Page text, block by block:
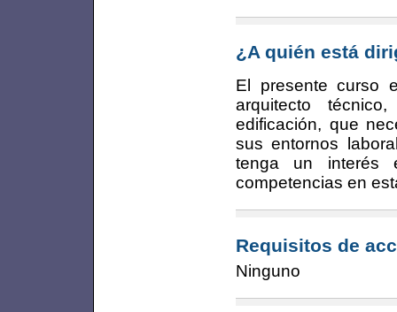
¿A quién está
El presente curso
arquitecto
edificación, que
sus entornos
tenga un interés
competencias en
Requisitos de
Ninguno